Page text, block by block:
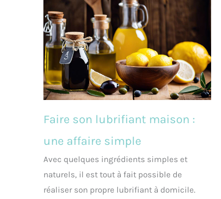
Faire son lubrifiant maison :
une affaire simple
Avec quelques ingrédients simples et
naturels, il est tout à fait possible de
réaliser son propre lubrifiant à domicile.